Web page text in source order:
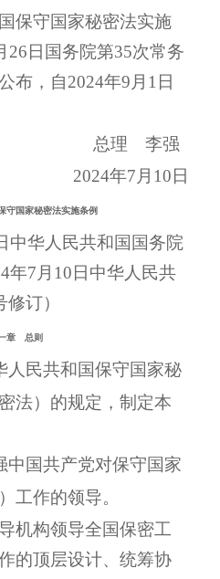
保守国家秘密法实施
26日国务院第35次常务
布，自2024年9月1日
总理 李强
2024年7月10日
守国家秘密法实施条例
中华人民共和国国务院
7月10日中华人民共
订）
章 总则
民共和国保守国家秘
法）的规定，制定本
国共产党对保守国家
工作的领导。
机构领导全国保密工
的顶层设计、统筹协